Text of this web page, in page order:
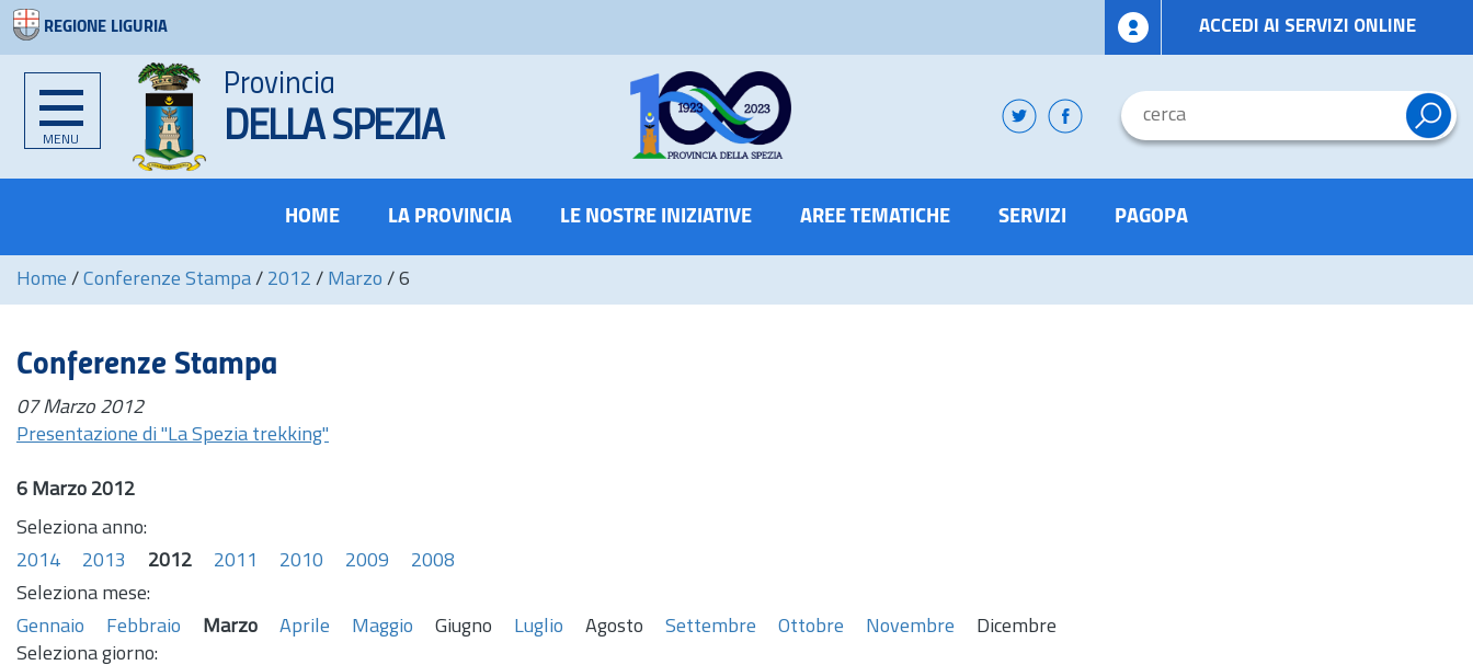
REGIONE LIGURIA ACCEDI AI SERVIZI ONLINE
MENU
Provincia
DELLA SPEZIA
HOME LA PROVINCIA LE NOSTRE INIZIATIVE AREE TEMATICHE SERVIZI PAGOPA
Home / Conferenze Stampa / 2012 / Marzo / 6
Conferenze Stampa
07 Marzo 2012
Presentazione di "La Spezia trekking"
6 Marzo 2012
Seleziona anno:
2014
2013 2012 2011 2010 2009
2008
Seleziona mese:
Gennaio
Febbraio Marzo Aprile Maggio Giugno Luglio Agosto Settembre Ottobre Novembre
Dicembre
Seleziona giorno: